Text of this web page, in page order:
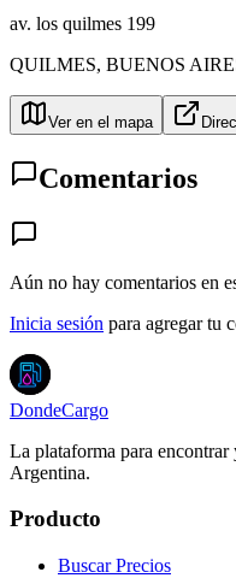
av. los quilmes 199
QUILMES, BUENOS
Ver en el mapa
Comentarios
Aún no hay comentarios en
Inicia sesión para agregar tu
DondeCargo
La plataforma para encontrar
Argentina.
Producto
Buscar Precios